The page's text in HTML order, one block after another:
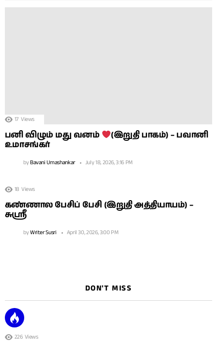
17 Views
பனி விழும் மது வனம்
(இறுதி பாகம்) – பவானி
உமாசங்கர்
byBavani Umashankar July 18, 2026, 3:16 PM
18 Views
கண்ணால பேசிப் பேசி (இறுதி அத்தியாயம்) –
சுஶ்ரீ
byWriter Susri April 30, 2026, 3:00 PM
DON'T MISS
226 Views